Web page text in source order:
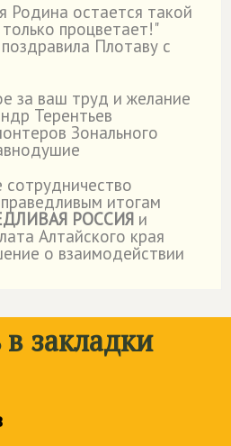
Родина остается такой
процветает!"
Плотаву с
за ваш труд и желание
Терентьев
Зонального
итогам
РОССИЯ и
Алтайского края
о взаимодействии
закладки